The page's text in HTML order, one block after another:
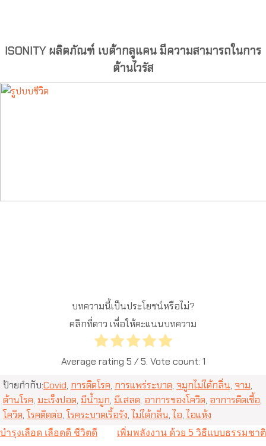
ISONITY ผลิตภัณฑ์ เบต้ากลูแคน มีความสามารถในการ
ต้านไวรัส
บทความนี้เป็นประโยชน์หรือไม่?
คลิกที่ดาว เพื่อให้คะแนนบทความ
Average rating 5 / 5. Vote count: 1
ป้ายกำกับ:Covid, การติดโรค, การแพร่ระบาด, จมูกไม่ได้กลิ่น, จาม,
ต้านโรค, มะเร็งปอด, มีน้ำมูก, มีเสลด, อาการของโควิด, อาการติดเชื้อ,
โควิด,โรคติดต่อ,โรคระบาดเรื้อรัง, ไม่ได้กลิ่น, ไอ, ไอแห้ง
แนะแนว
บำรุงเลือด เลือดดี ชีวิตดี เพิ่มพลังงาน ด้วย 5 วิธีแบบธรรมชาติ